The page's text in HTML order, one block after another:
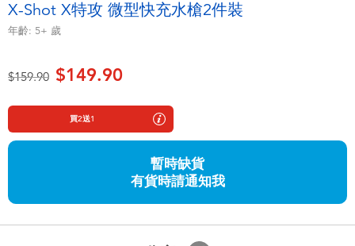
毛毛公仔玩具
夏日用品
嬰兒及學前玩具
X-Shot X特攻 微型快充水槍2件裝
年齡: 5+ 歲
價格從
$159.90至$149.90
買2送1
暫時缺貨
有貨時請通知我